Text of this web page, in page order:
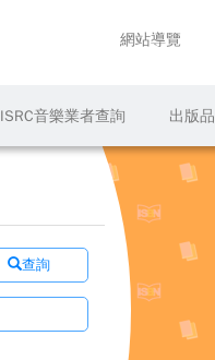
ISRC音樂業者查詢 出版品
網站導覽
查詢